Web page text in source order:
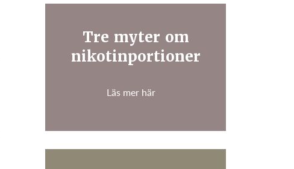
Tre myter om
nikotinportioner
Läs mer här